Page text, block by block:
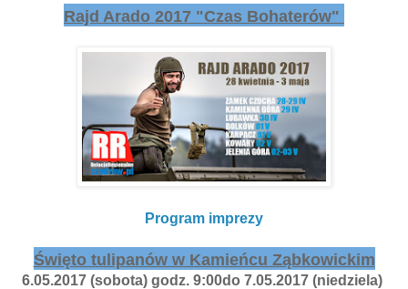
Rajd Arado 2017 "Czas Bohaterów"
Program imprezy
Święto tulipanów w Kamieńcu Ząbkowickim
6.05.2017 (sobota) godz. 9:00do 7.05.2017 (niedziela)